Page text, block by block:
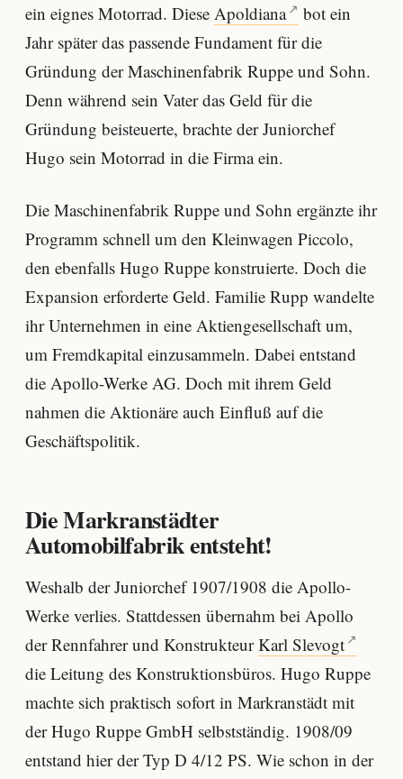
ein eignes Motorrad. Diese Apoldiana
bot ein
Jahr später das passende Fundament für die
Gründung der Maschinenfabrik Ruppe und Sohn.
Denn während sein Vater das Geld für die
Gründung beisteuerte, brachte der Juniorchef
Hugo sein Motorrad in die Firma ein.
Die Maschinenfabrik Ruppe und Sohn ergänzte ihr
Programm schnell um den Kleinwagen Piccolo,
den ebenfalls Hugo Ruppe konstruierte. Doch die
Expansion erforderte Geld. Familie Rupp wandelte
ihr Unternehmen in eine Aktiengesellschaft um,
um Fremdkapital einzusammeln. Dabei entstand
die Apollo-Werke AG. Doch mit ihrem Geld
nahmen die Aktionäre auch Einfluß auf die
Geschäftspolitik.
Die Markranstädter
Automobilfabrik entsteht!
Weshalb der Juniorchef 1907/1908 die Apollo-
Werke verlies. Stattdessen übernahm bei Apollo
der Rennfahrer und KonstrukteurKarl Slevogt
die Leitung des Konstruktionsbüros. Hugo Ruppe
machte sich praktisch sofort in Markranstädt mit
der Hugo Ruppe GmbH selbstständig. 1908/09
entstand hier der Typ D 4/12 PS. Wie schon in der